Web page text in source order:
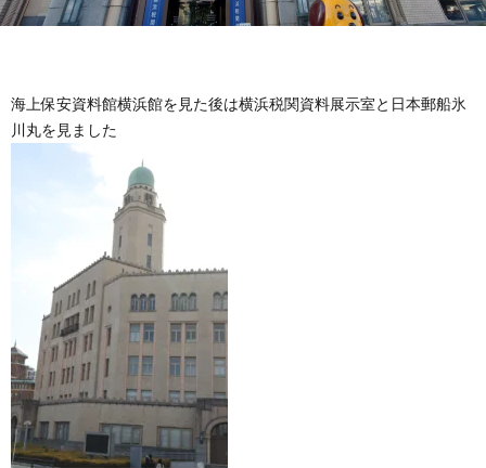
海上保安資料館横浜館を見た後は横浜税関資料展示室と日本郵船氷
川丸を見ました